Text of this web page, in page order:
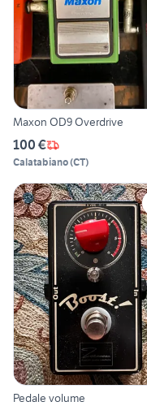
Maxon OD9 Overdrive
100 €
Calatabiano(CT)
Pedale volume